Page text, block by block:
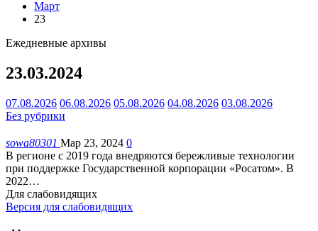
Март
23
Ежедневные архивы
23.03.2024
07.08.2026 06.08.2026 05.08.2026 04.08.2026 03.08.2026
Без рубрики
sowa80301 Мар 23, 2024 0
В регионе с 2019 года внедряются бережливые технологии
при поддержке Государственной корпорации «Росатом». В
2022…
Для слабовидящих
Версия для слабовидящих